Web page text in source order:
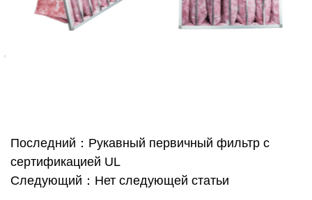
Последний：Рукавный первичный фильтр с
сертификацией UL
Следующий：Нет следующей статьи